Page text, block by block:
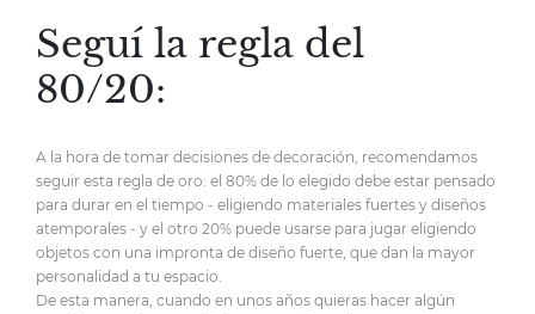
Seguí la regla del
80/20:
A la hora de tomar decisiones de decoración, recomendamos
seguir esta regla de oro: el 80% de lo elegido debe estar pensado
para durar en el tiempo - eligiendo materiales fuertes y diseños
atemporales - y el otro 20% puede usarse para jugar eligiendo
objetos con una impronta de diseño fuerte, que dan la mayor
personalidad a tu espacio.
De esta manera, cuando en unos años quieras hacer algún